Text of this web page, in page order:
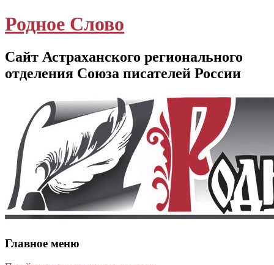
Родное Слово
Сайт Астраханского регионального
отделения Союза писателей России
Главное меню